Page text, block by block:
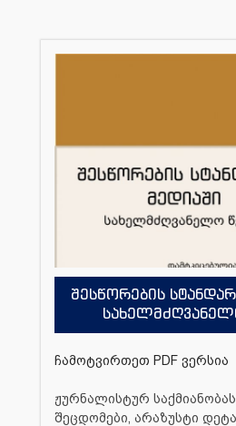
შესწორების
ჩამოტვირთეთ PDF ვერსია
ჟურნალისტურ
შეცდომები, არაზუსტი